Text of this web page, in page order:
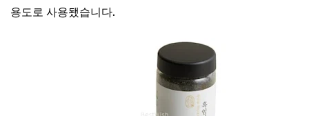
용도로 사용됐습니다.